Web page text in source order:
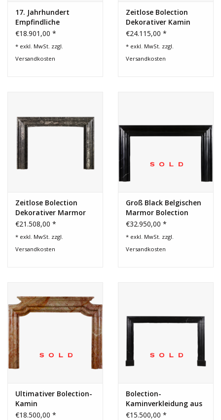
17. Jahrhundert
Empfindliche
Italienisch
€18.901,00 *
* exkl. MwSt. zzgl.
Versandkosten
Zeitlose Bolection
Dekorativer Kamin
€24.115,00 *
* exkl. MwSt. zzgl.
Versandkosten
Zeitlose Bolection
Dekorativer Marmor
Kamin
€21.508,00 *
* exkl. MwSt. zzgl.
Versandkosten
Groß Black Belgischen
Marmor Bolection
Kamin Maske
€32.950,00 *
* exkl. MwSt. zzgl.
Versandkosten
Ultimativer Bolection-
Kamin
€18.500,00 *
Bolection-
Kaminverkleidung aus
schwarzem belgischem
€15.500,00 *